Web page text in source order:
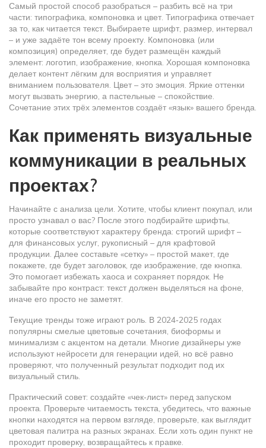
Самый простой способ разобраться – разбить всё на три
части: типографика, компоновка и цвет. Типографика отвечает
за то, как читается текст. Выбираете шрифт, размер, интервал
– и уже задаёте тон всему проекту. Компоновка (или
композиция) определяет, где будет размещён каждый
элемент: логотип, изображение, кнопка. Хорошая компоновка
делает контент лёгким для восприятия и управляет
вниманием пользователя. Цвет – это эмоция. Яркие оттенки
могут вызвать энергию, а пастельные – спокойствие.
Сочетание этих трёх элементов создаёт «язык» вашего бренда.
Как применять визуальные
коммуникации в реальных
проектах?
Начинайте с анализа цели. Хотите, чтобы клиент покупал, или
просто узнавал о вас? После этого подбирайте шрифты,
которые соответствуют характеру бренда: строгий шрифт –
для финансовых услуг, рукописный – для крафтовой
продукции. Далее составьте «сетку» – простой макет, где
покажете, где будет заголовок, где изображение, где кнопка.
Это помогает избежать хаоса и сохраняет порядок. Не
забывайте про контраст: текст должен выделяться на фоне,
иначе его просто не заметят.
Текущие тренды тоже играют роль. В 2024‑2025 годах
популярны смелые цветовые сочетания, биоформы и
минимализм с акцентом на детали. Многие дизайнеры уже
используют нейросети для генерации идей, но всё равно
проверяют, что полученный результат подходит под их
визуальный стиль.
Практический совет: создайте «чек‑лист» перед запуском
проекта. Проверьте читаемость текста, убедитесь, что важные
кнопки находятся на первом взгляде, проверьте, как выглядит
цветовая палитра на разных экранах. Если хоть один пункт не
проходит проверку, возвращайтесь к правке.